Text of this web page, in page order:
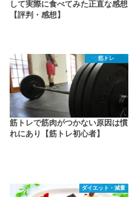
して実際に食べてみた正直な感想
【評判・感想】
筋トレ
筋トレで筋肉がつかない原因は慣
れにあり【筋トレ初心者】
ダイエット・減量